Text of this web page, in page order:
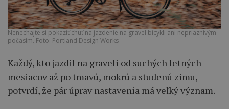
Nenechajte si pokaziť chuť na jazdenie na gravel bicykli ani nepriaznivým
počasím. Foto: Portland Design Works
Každý, kto jazdil na graveli od suchých letných
mesiacov až po tmavú, mokrú a studenú zimu,
potvrdí, že pár úprav nastavenia má veľký význam.